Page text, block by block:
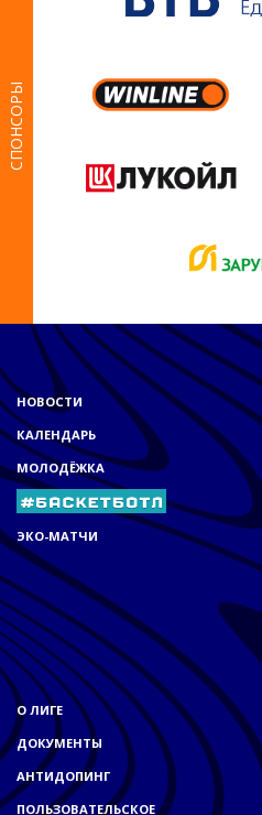
СПОНСОРЫ
НОВОСТИ
КАЛЕНДАРЬ
МОЛОДЁЖКА
ЭКО-МАТЧИ
О ЛИГЕ
ДОКУМЕНТЫ
АНТИДОПИНГ
ПОЛЬЗОВАТЕЛЬСКОЕ